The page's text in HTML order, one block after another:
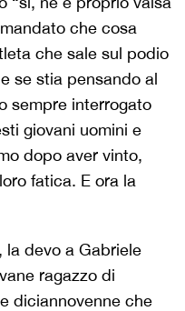
che cosa
che sale sul podio
se stia pensando al
sempre interrogato
giovani uomini e
dopo aver vinto,
fatica. E ora la
la devo a Gabriele
ragazzo di
diciannovenne che